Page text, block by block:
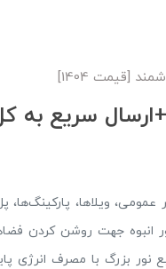
[قیمت 1404]
سریع به
عمومی، ویلاها،
انبوه جهت روشن کردن
نور بزرگ با مصرف انرژی